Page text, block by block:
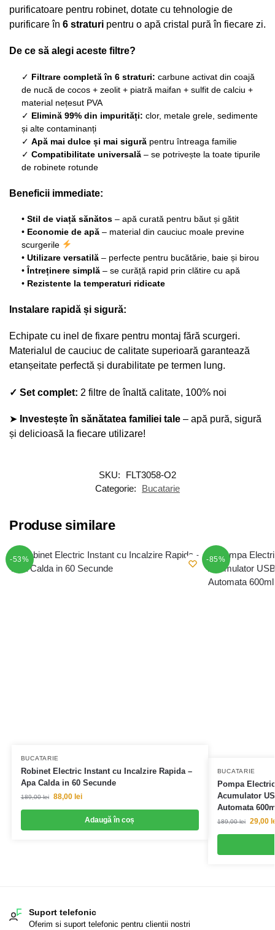
purificatoare pentru robinet, dotate cu tehnologie de
purificare în 6 straturi pentru o apă cristal pură în fiecare zi.
De ce să alegi aceste filtre?
✓ Filtrare completă în 6 straturi: carbune activat din coajă
de nucă de cocos + zeolit + piatră maifan + sulfit de calciu +
material nețesut PVA
✓ Elimină 99% din impurități: clor, metale grele, sedimente
și alte contaminanți
✓ Apă mai dulce și mai sigură pentru întreaga familie
✓ Compatibilitate universală – se potrivește la toate tipurile
de robinete rotunde
Beneficii immediate:
• Stil de viață sănătos – apă curată pentru băut și gătit
• Economie de apă – material din cauciuc moale previne
scurgerile
• Utilizare versatilă – perfecte pentru bucătărie, baie și birou
• Întreținere simplă – se curăță rapid prin clătire cu apă
• Rezistente la temperaturi ridicate
Instalare rapidă și sigură:
Echipate cu inel de fixare pentru montaj fără scurgeri.
Materialul de cauciuc de calitate superioară garantează
etanșeitate perfectă și durabilitate pe termen lung.
✓ Set complet: 2 filtre de înaltă calitate, 100% noi
➤ Investește în sănătatea familiei tale – apă pură, sigură
și delicioasă la fiecare utilizare!
SKU:
FLT3058-O2
Categorie:
Bucatarie
Produse similare
-53%
BUCATARIE
Robinet Electric Instant cu Incalzire Rapida –
Apa Calda in 60 Secunde
189,00lei 88,00 lei
Adaugă în coș
-85%
BUCATARIE
Pompa
Acumulator
Automata
189,00lei 29,00
Suport telefonic
Oferim si suport telefonic pentru clientii nostri